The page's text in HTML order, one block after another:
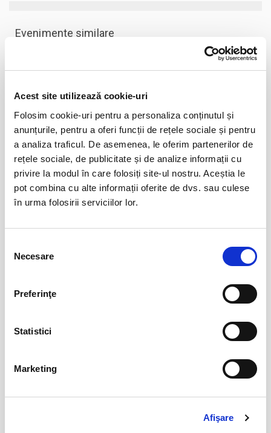
Acest site utilizează cookie-uri
Folosim cookie-uri pentru a personaliza conținutul și
anunțurile, pentru a oferi funcții de rețele sociale și pentru
a analiza traficul. De asemenea, le oferim partenerilor de
rețele sociale, de publicitate și de analize informații cu
privire la modul în care folosiți site-ul nostru. Aceștia le
pot combina cu alte informații oferite de dvs. sau culese
în urma folosirii serviciilor lor.
consimțământului
Necesare
Preferinţe
Statistici
Marketing
Afişare
Evenimente similare
BILETE
01
ian
Vizitare Salina Turda
Turda
BILETE
01
15
Bucuresti
24
sept